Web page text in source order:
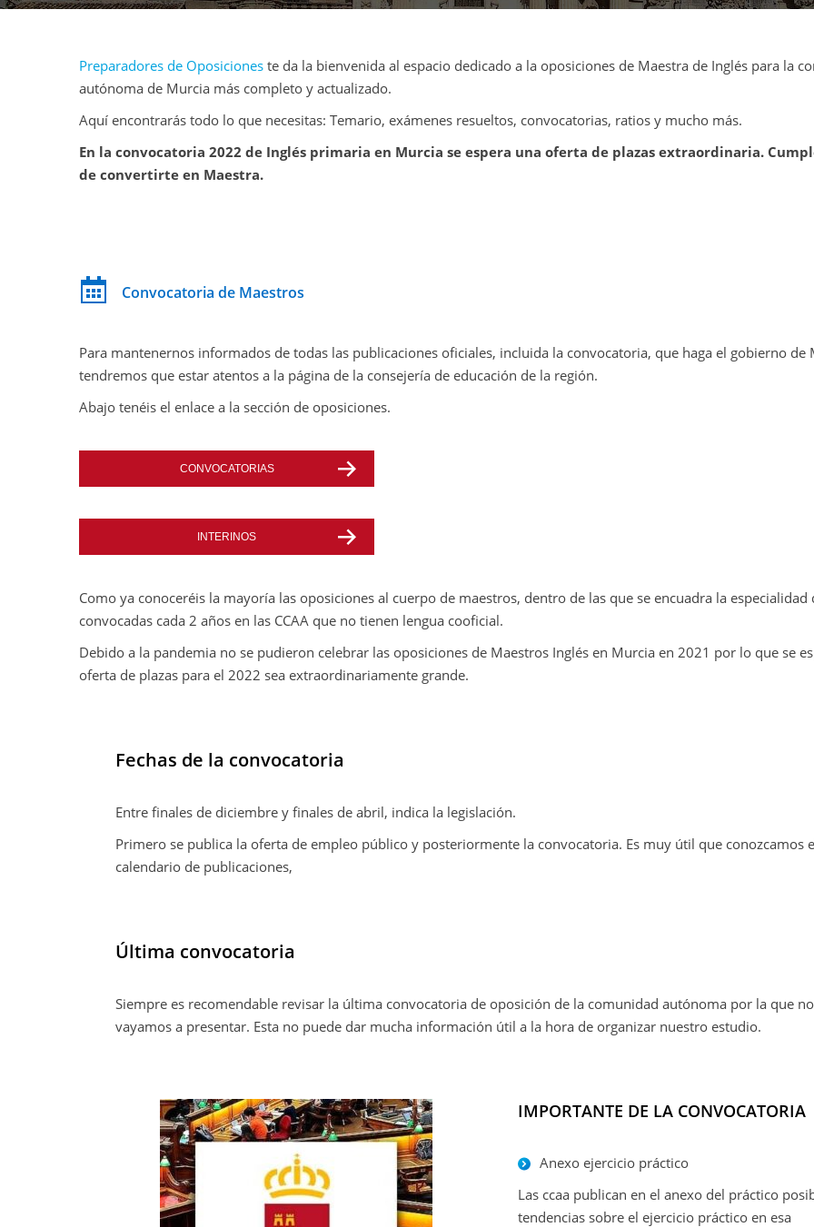
Preparadores de Oposiciones te da la bienvenida al espacio dedicado a la oposiciones de Maestra de Inglés para la
autónoma de Murcia más completo y actualizado.
Aquí encontrarás todo lo que necesitas: Temario, exámenes resueltos, convocatorias, ratios y mucho más.
En la convocatoria 2022 de Inglés primaria en Murcia se espera una oferta de plazas extraordinaria.
de convertirte en Maestra.
Convocatoria de Maestros
Para mantenernos informados de todas las publicaciones oficiales, incluida la convocatoria, que haga el gobierno de
tendremos que estar atentos a la página de la consejería de educación de la región.
Abajo tenéis el enlace a la sección de oposiciones.
CONVOCATORIAS
INTERINOS
Como ya conoceréis la mayoría las oposiciones al cuerpo de maestros, dentro de las que se encuadra la especialidad
convocadas cada 2 años en las CCAA que no tienen lengua cooficial.
Debido a la pandemia no se pudieron celebrar las oposiciones de Maestros Inglés en Murcia en 2021 por lo que se
oferta de plazas para el 2022 sea extraordinariamente grande.
Fechas de la convocatoria
Entre finales de diciembre y finales de abril, indica la legislación.
Primero se publica la oferta de empleo público y posteriormente la convocatoria. Es muy útil que conozcamos
calendario de publicaciones,
Última convocatoria
Siempre es recomendable revisar la última convocatoria de oposición de la comunidad autónoma por la que
vayamos a presentar. Esta no puede dar mucha información útil a la hora de organizar nuestro estudio.
IMPORTANTE DE LA CONVOCATORIA
Anexo ejercicio práctico
Las ccaa publican en el anexo del práctico
tendencias sobre el ejercicio práctico en esa